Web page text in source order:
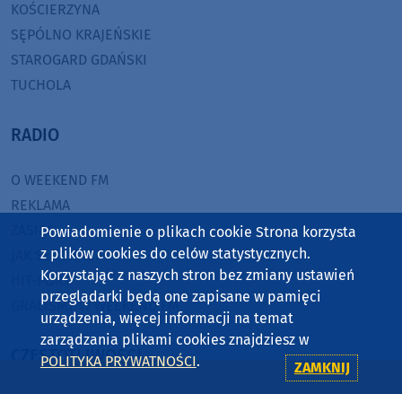
KOŚCIERZYNA
SĘPÓLNO KRAJEŃSKIE
STAROGARD GDAŃSKI
TUCHOLA
RADIO
O WEEKEND FM
REKLAMA
ZASIĘG
JAK SŁUCHAĆ?
HIT-PORT
GRALIŚMY W WEEKEND FM
CZĘSTOTLIWOŚCI
Powiadomienie o plikach cookie Strona korzysta
z plików cookies do celów statystycznych.
Korzystając z naszych stron bez zmiany ustawień
przeglądarki będą one zapisane w pamięci
urządzenia, więcej informacji na temat
zarządzania plikami cookies znajdziesz w
POLITYKA PRYWATNOŚCI. ZAMKNIJ